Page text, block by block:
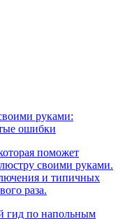
руками:
ошибки
поможет
своими руками.
и типичных
раза.
гид по напольным